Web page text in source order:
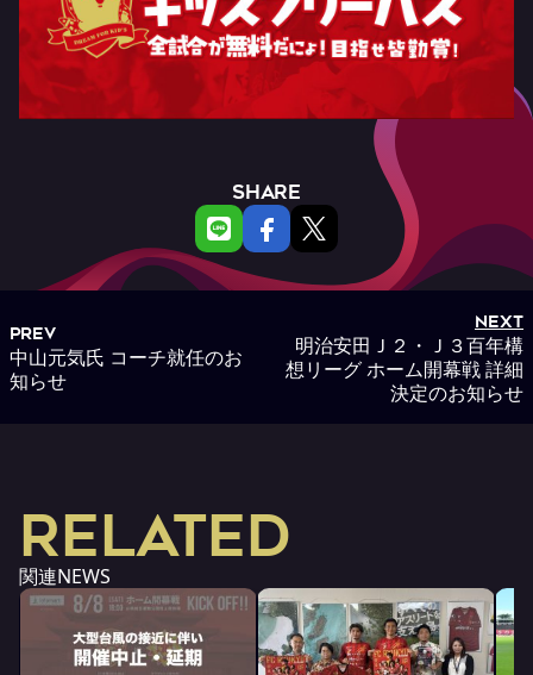
SHARE
PREV
中山元気氏 コーチ就任のお
知らせ
NEXT
明治安田Ｊ２・Ｊ３百年構
想リーグ ホーム開幕戦 詳細
決定のお知らせ
RELATED
関連NEWS